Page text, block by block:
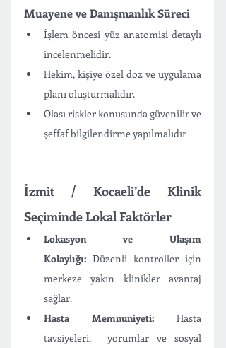
Muayene ve Danışmanlık Süreci
İşlem öncesi yüz anatomisi detaylı
incelenmelidir.
Hekim, kişiye özel doz ve uygulama
planı oluşturmalıdır.
Olası riskler konusunda güvenilir ve
şeffaf bilgilendirme yapılmalıdır
İzmit / Kocaeli’de Klinik
Seçiminde Lokal Faktörler
Lokasyon ve Ulaşım
Kolaylığı: Düzenli kontroller için
merkeze yakın klinikler avantaj
sağlar.
Hasta Memnuniyeti: Hasta
tavsiyeleri,  yorumlar ve sosyal